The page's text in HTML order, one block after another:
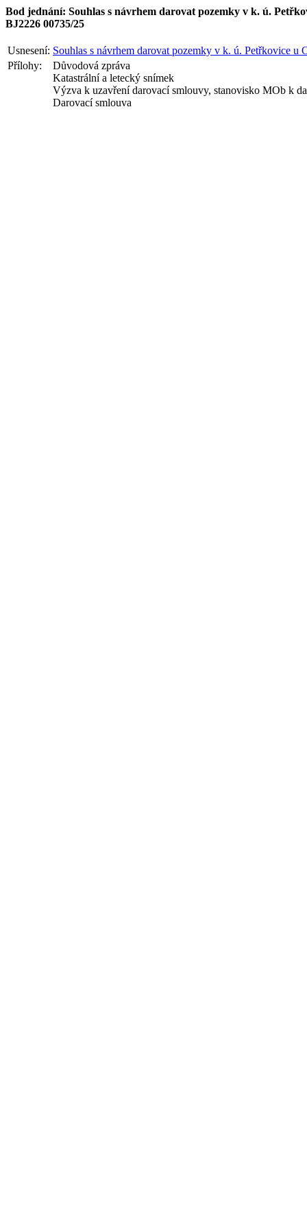
Bod jednání: Souhlas s návrhem darovat pozemky v k. ú.
BJ2226 00735/25
Usnesení: Souhlas s návrhem darovat pozemky v k. ú. Petřkovice u
Přílohy:
Důvodová zpráva
Katastrální a letecký snímek
Výzva k uzavření darovací smlouvy, stanovisko MOb k
Darovací smlouva